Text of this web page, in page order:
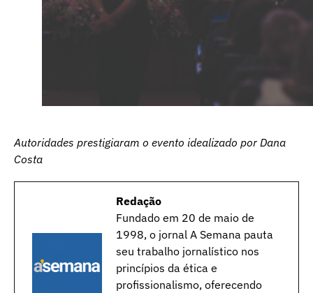
Autoridades prestigiaram o evento idealizado por Dana
Costa
Redação
Fundado em 20 de maio de
1998, o jornal A Semana pauta
seu trabalho jornalístico nos
princípios da ética e
profissionalismo, oferecendo